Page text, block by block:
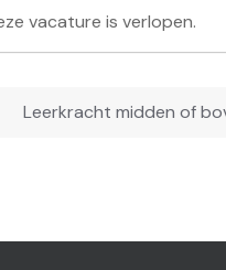
vacature is verlopen.
Leerkracht midden of